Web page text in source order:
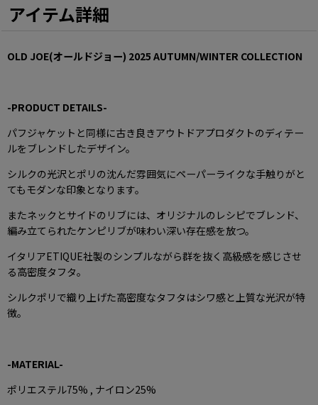
☑️新規メンバー登録
で500円分のポイン
〒461-0001
愛知県名古屋市東区
泉2丁目20-8
Tel:052-936-4788
火・水曜定休
#oldjoe
#oldjoebrand
#roomonlinestore
アイテム詳細
OLD JOE(オールドジョー) 2025 AUTUMN/WINTER COLLECTION
-PRODUCT DETAILS-
パフジャケットと同様に古き良きアウトドアプロダクトのディテー
ルをブレンドしたデザイン。
シルクの光沢とポリの沈んだ雰囲気にペーパーライクな手触りがと
てもモダンな印象となります。
またネックとサイドのリブには、オリジナルのレシピでブレンド、
編み立てられたケンピリブが味わい深い存在感を放つ。
イタリアETIQUE社製のシンプルながら群を抜く高級感を感じさせ
る高密度タフタ。
シルクポリで織り上げた高密度なタフタはシワ感と上質な光沢が特
徴。
-MATERIAL-
ポリエステル75% , ナイロン25%